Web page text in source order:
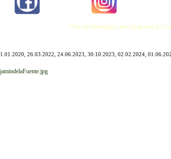
* Für die Richtigkeit, den Inhalt und die
26.03.2022, 24.06.2023, 30.10.2023, 02.02.2024,